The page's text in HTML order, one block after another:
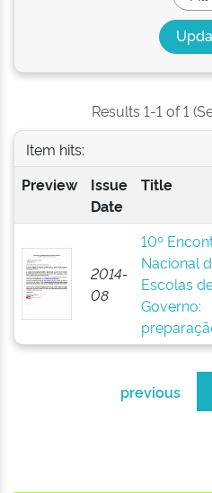
Results 1-1 of 1
Item hits:
Preview
Issue
Date
Title
2014-
08
10º
Nacional
Escolas
Governo:
previous